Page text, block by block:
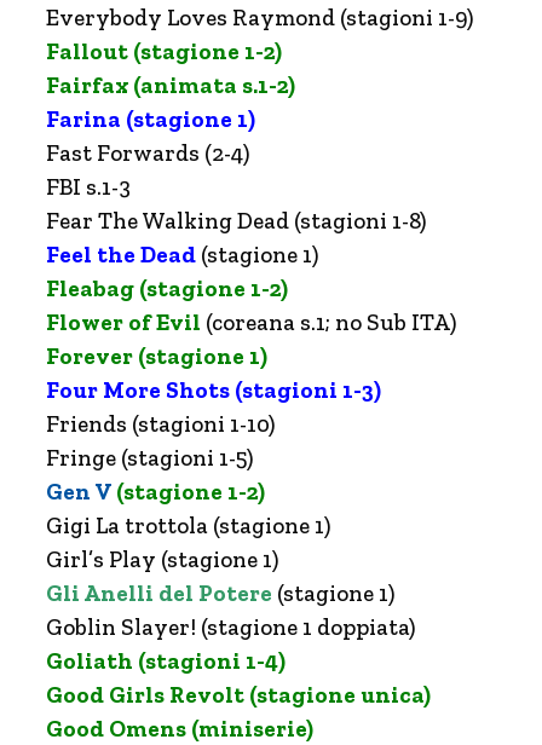
Everybody Loves Raymond (stagioni 1-9)
Fallout (stagione 1-2)
Fairfax (animata s.1-2)
Farina (stagione 1)
Fast Forwards (2-4)
FBI s.1-3
Fear The Walking Dead (stagioni 1-8)
Feel the Dead (stagione 1)
Fleabag (stagione 1-2)
Flower of Evil (coreana s.1; no Sub ITA)
Forever (stagione 1)
Four More Shots (stagioni 1-3)
Friends (stagioni 1-10)
Fringe (stagioni 1-5)
Gen V (stagione 1-2)
Gigi La trottola (stagione 1)
Girl’s Play (stagione 1)
Gli Anelli del Potere (stagione 1)
Goblin Slayer! (stagione 1 doppiata)
Goliath (stagioni 1-4)
Good Girls Revolt (stagione unica)
Good Omens (miniserie)